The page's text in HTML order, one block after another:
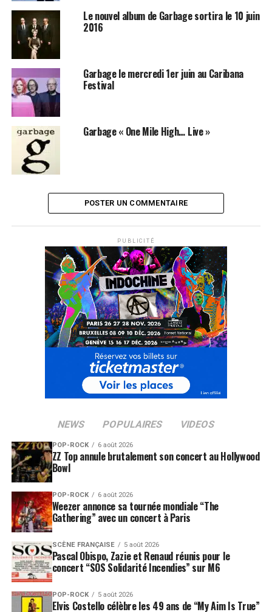
Le nouvel album de Garbage sortira le 10 juin
2016
Garbage le mercredi 1er juin au Caribana
Festival
Garbage « One Mile High… Live »
POSTER UN COMMENTAIRE
PUBLICITÉ
NEWS POPULAIRES VIDEOS
POP-ROCK 6 août 2026
ZZ Top annule brutalement son concert au Hollywood
Bowl
POP-ROCK 6 août 2026
Weezer annonce sa tournée mondiale “The
Gathering” avec un concert à Paris
SCÈNE FRANÇAISE 5 août 2026
Pascal Obispo, Zazie et Renaud réunis pour le
concert “SOS Solidarité Incendies” sur M6
POP-ROCK 5 août 2026
Elvis Costello célèbre les 49 ans de “My Aim Is True”